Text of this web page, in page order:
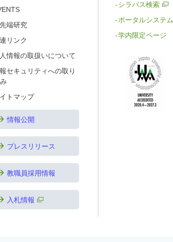
端研究
リンク
情報の取扱いについて
セキュリティへの取り
トマップ
情報公開
プレスリリース
教職員採用情報
入札情報
シラバス検索
ポータルシステム
学内限定ページ